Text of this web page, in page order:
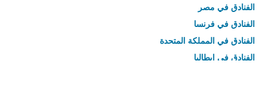
الفنادق في مصر
الفنادق في فرنسا
الفنادق في المملكة المتحدة
الفنادق في إيطاليا